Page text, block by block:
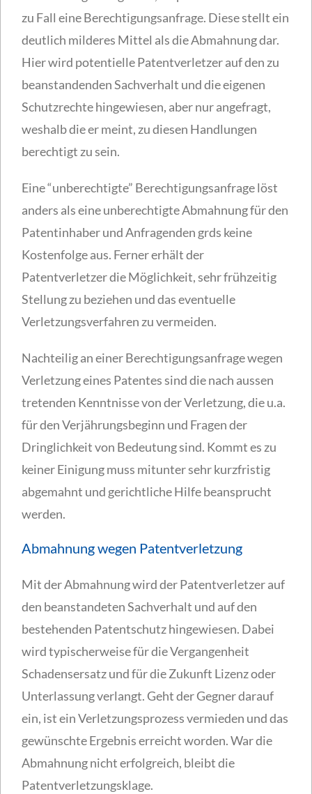
zu Fall eine Berechtigungsanfrage. Diese stellt ein
deutlich milderes Mittel als die Abmahnung dar.
Hier wird potentielle Patentverletzer auf den zu
beanstandenden Sachverhalt und die eigenen
Schutzrechte hingewiesen, aber nur angefragt,
weshalb die er meint, zu diesen Handlungen
berechtigt zu sein.
Eine “unberechtigte” Berechtigungsanfrage löst
anders als eine unberechtigte Abmahnung für den
Patentinhaber und Anfragenden grds keine
Kostenfolge aus. Ferner erhält der
Patentverletzer die Möglichkeit, sehr frühzeitig
Stellung zu beziehen und das eventuelle
Verletzungsverfahren zu vermeiden.
Nachteilig an einer Berechtigungsanfrage wegen
Verletzung eines Patentes sind die nach aussen
tretenden Kenntnisse von der Verletzung, die u.a.
für den Verjährungsbeginn und Fragen der
Dringlichkeit von Bedeutung sind. Kommt es zu
keiner Einigung muss mitunter sehr kurzfristig
abgemahnt und gerichtliche Hilfe beansprucht
werden.
Abmahnung wegen Patentverletzung
Mit der Abmahnung wird der Patentverletzer auf
den beanstandeten Sachverhalt und auf den
bestehenden Patentschutz hingewiesen. Dabei
wird typischerweise für die Vergangenheit
Schadensersatz und für die Zukunft Lizenz oder
Unterlassung verlangt. Geht der Gegner darauf
ein, ist ein Verletzungsprozess vermieden und das
gewünschte Ergebnis erreicht worden. War die
Abmahnung nicht erfolgreich, bleibt die
Patentverletzungsklage.